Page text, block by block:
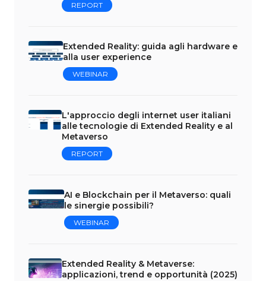
REPORT
Extended Reality: guida agli hardware e
alla user experience
WEBINAR
L'approccio degli internet user italiani
alle tecnologie di Extended Reality e al
Metaverso
REPORT
AI e Blockchain per il Metaverso: quali
le sinergie possibili?
WEBINAR
Extended Reality & Metaverse:
applicazioni, trend e opportunità (2025)